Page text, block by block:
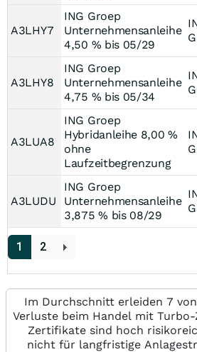
A3LHY7
ING Groep
Unternehmensanleihe
4,50 % bis 05/29
A3LHY8
ING Groep
Unternehmensanleihe
4,75 % bis 05/34
A3LUA8
ING Groep
Hybridanleihe 8,00 %
ohne
Laufzeitbegrenzung
A3LUDU
ING Groep
Unternehmensanleihe
3,875 % bis 08/29
1 2
Im Durchschnitt erleiden 7
Verluste beim Handel mit
Zertifikate sind hoch
nicht für langfristige